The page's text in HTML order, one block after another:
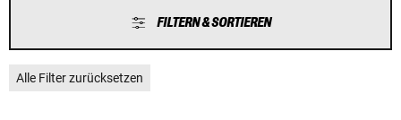
FILTERN & SORTIEREN
Alle Filter zurücksetzen